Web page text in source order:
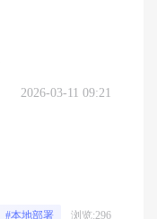
2026-03-11 09:21
#本地部署 浏览:296